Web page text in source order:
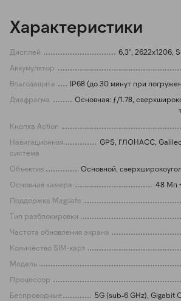
Характеристики
Дисплей
6,3'', 2622x1206,
Аккумулятор
Влагозащита
IP68 (до 30 минут при
Диафрагма
Основная: ƒ/1.78,
Кнопка Action
Навигационная
система
GPS, ГЛОНАСС,
Объектив
Основной,
Основная камера
48 Мп
Поддержка Magsafe
Тип разблокировки
Частота обновления экрана
Количество SIM-карт
Модель
Процессор
Беспроводные
5G (sub‑6 GHz), Gigabit